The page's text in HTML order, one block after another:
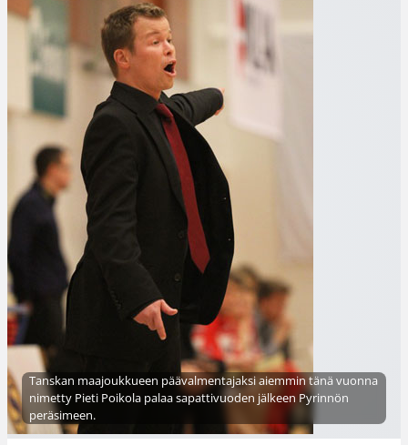
Tanskan maajoukkueen päävalmentajaksi aiemmin tänä vuonna
nimetty Pieti Poikola palaa sapattivuoden jälkeen Pyrinnön
peräsimeen.